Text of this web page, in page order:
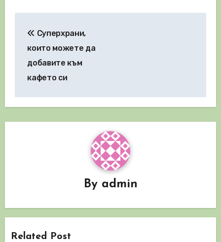
Суперхрани,
които можете да
добавите към
кафето си
By admin
Related Post